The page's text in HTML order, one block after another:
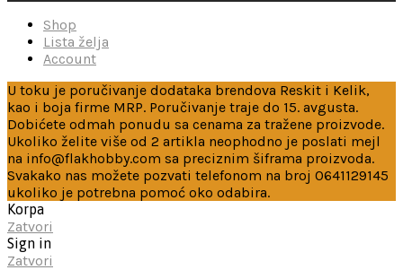
Shop
Lista želja
Account
U toku je poručivanje dodataka brendova Reskit i Kelik,
kao i boja firme MRP. Poručivanje traje do 15. avgusta.
Dobićete odmah ponudu sa cenama za tražene proizvode.
Ukoliko želite više od 2 artikla neophodno je poslati mejl
na info@flakhobby.com sa preciznim šiframa proizvoda.
Svakako nas možete pozvati telefonom na broj 0641129145
ukoliko je potrebna pomoć oko odabira.
Korpa
Zatvori
Sign in
Zatvori